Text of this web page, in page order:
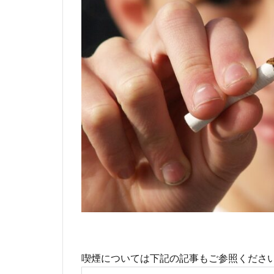
喫煙については下記の記事もご参照くださ